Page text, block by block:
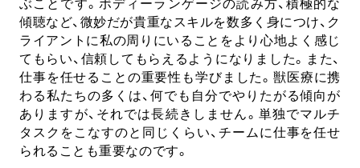
傾聴など、微妙だが貴重なスキルを数多く身につけ、ク
ライアントに私の周りにいることをより心地よく感じ
てもらい、信頼してもらえるようになりました。また、
仕事を任せることの重要性も学びました。獣医療に携
わる私たちの多くは、何でも自分でやりたがる傾向が
ありますが、それでは長続きしません。単独でマルチ
タスクをこなすのと同じくらい、チームに仕事を任せ
られることも重要なのです。